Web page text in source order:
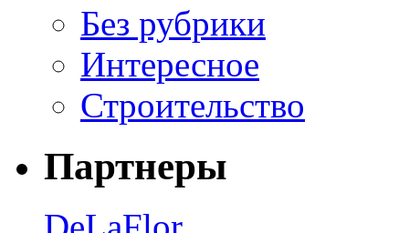
Без рубрики
Интересное
Строительство
Партнеры